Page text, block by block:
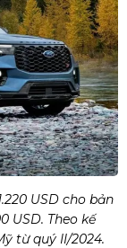
USD cho bản
USD. Theo kế
từ quý II/2024.